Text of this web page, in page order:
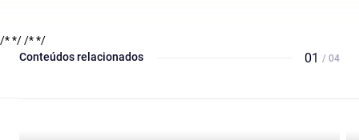
/* *//* */
Conteúdos relacionados
01 / 04